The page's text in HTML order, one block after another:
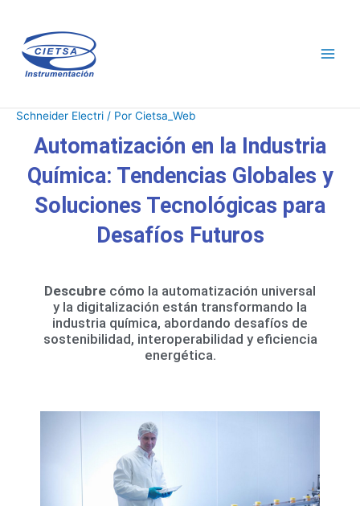
contenido
Schneider Electri / Por Cietsa_Web
Automatización en la Industria
Química: Tendencias Globales y
Soluciones Tecnológicas para
Desafíos Futuros
Descubre cómo la automatización universal
y la digitalización están transformando la
industria química, abordando desafíos de
sostenibilidad, interoperabilidad y eficiencia
energética.